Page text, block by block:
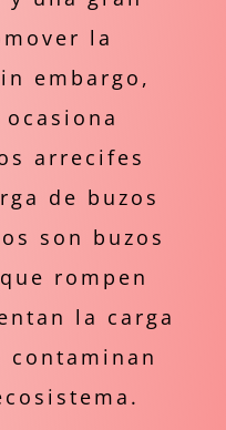
la
embargo,
arrecifes
de buzos
son buzos
rompen
la carga
contaminan